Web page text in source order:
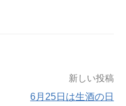
新しい投稿
6月25日は生酒の日